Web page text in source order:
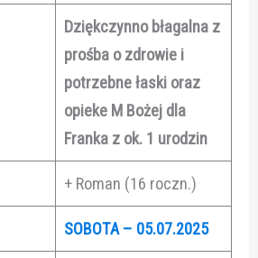
Dziękczynno błagalna z
prośba o zdrowie i
potrzebne łaski oraz
opieke M Bożej dla
Franka z ok. 1 urodzin
+ Roman (16 roczn.)
SOBOTA – 05.07.2025